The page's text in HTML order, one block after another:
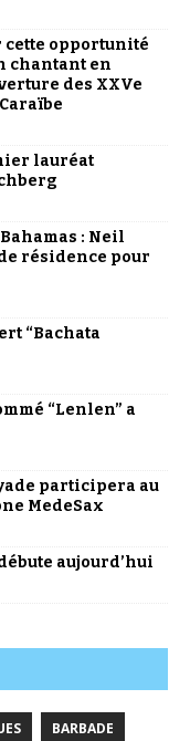
opportunité
chantant en
des XXVe
lauréat
: Neil
résidence pour
“Bachata
“Lenlen” a
participera au
MedeSax
aujourd’hui
BARBADE